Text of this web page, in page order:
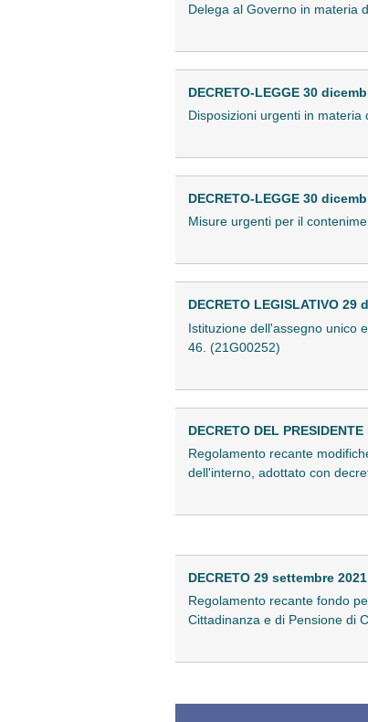
Delega al Governo in materia
DECRETO-LEGGE 30
Disposizioni urgenti in
DECRETO-LEGGE 30
Misure urgenti per il
DECRETO LEGISLATIVO 29
Istituzione dell'assegno unico
46. (21G00252)
DECRETO DEL
Regolamento recante
dell'interno, adottato con
DECRETO 29 settembre
Regolamento recante fondo
Cittadinanza e di Pensione di